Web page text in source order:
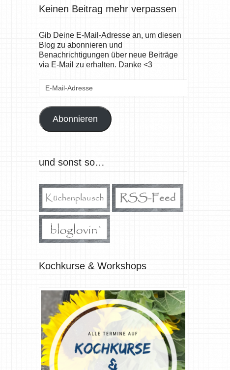
Keinen Beitrag mehr verpassen
Gib Deine E-Mail-Adresse an, um diesen
Blog zu abonnieren und
Benachrichtigungen über neue Beiträge
via E-Mail zu erhalten. Danke <3
E-
Abonnieren
und sonst so…
Kochkurse & Workshops